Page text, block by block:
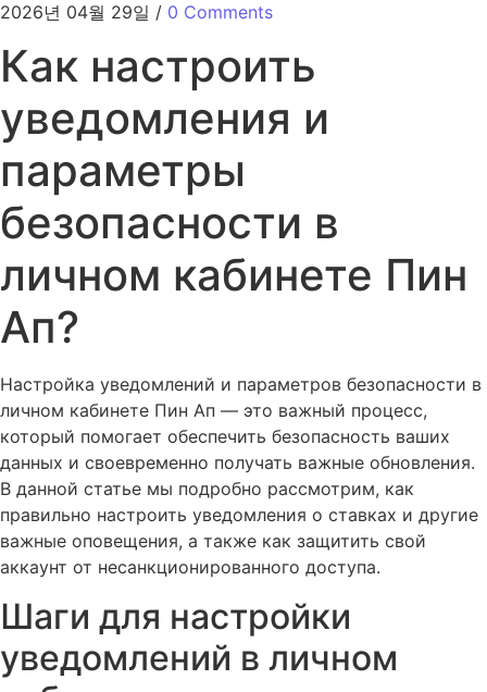
2026년 04월 29일 / 0 Comments
Как настроить
уведомления и
параметры
безопасности в
личном кабинете Пин
Ап?
Настройка уведомлений и параметров безопасности в
личном кабинете Пин Ап — это важный процесс,
который помогает обеспечить безопасность ваших
данных и своевременно получать важные обновления.
В данной статье мы подробно рассмотрим, как
правильно настроить уведомления о ставках и другие
важные оповещения, а также как защитить свой
аккаунт от несанкционированного доступа.
Шаги для настройки
уведомлений в личном